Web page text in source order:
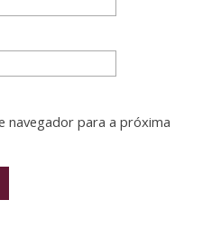
navegador para a próxima